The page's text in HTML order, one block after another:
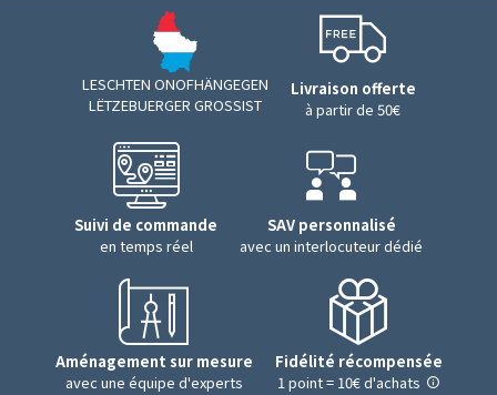
LESCHTEN ONOFHÄNGEGEN
LËTZEBUERGER GROSSIST
Livraison offerte
à partir de 50€
Suivi de commande
en temps réel
SAV personnalisé
avec un interlocuteur dédié
Aménagement sur mesure
avec une équipe d'experts
Fidélité récompensée
1 point = 10€ d'achats